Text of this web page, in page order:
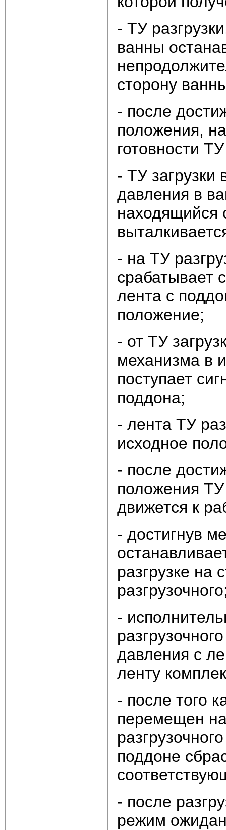
- ТУ
ванны
сторону
- после
положения,
готовности
- ТУ загрузки
давления в
находящийся
- на ТУ
срабатывает
лента с
положение;
- от ТУ
механизма в
поступает
поддона;
- лента ТУ
исходное
- после
положения
движется к
- достигнув
разгрузке на
-
давления с
ленту
- после того
перемещен
поддоне
- после
режим